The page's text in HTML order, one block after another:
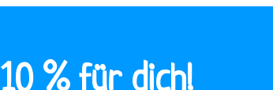
10 % für dich!